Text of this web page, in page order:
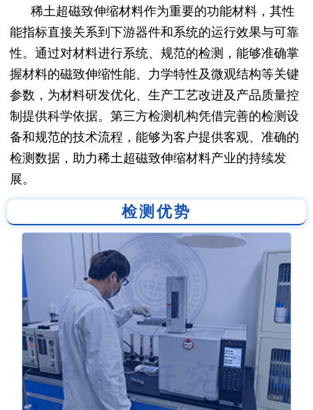
稀土超磁致伸缩材料作为重要的功能材料，其性
能指标直接关系到下游器件和系统的运行效果与可靠
性。通过对材料进行系统、规范的检测，能够准确掌
握材料的磁致伸缩性能、力学特性及微观结构等关键
参数，为材料研发优化、生产工艺改进及产品质量控
制提供科学依据。第三方检测机构凭借完善的检测设
备和规范的技术流程，能够为客户提供客观、准确的
检测数据，助力稀土超磁致伸缩材料产业的持续发
展。
检测优势